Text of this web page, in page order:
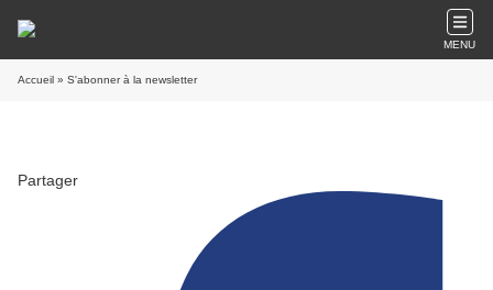
MENU
Accueil » S'abonner à la newsletter
Partager